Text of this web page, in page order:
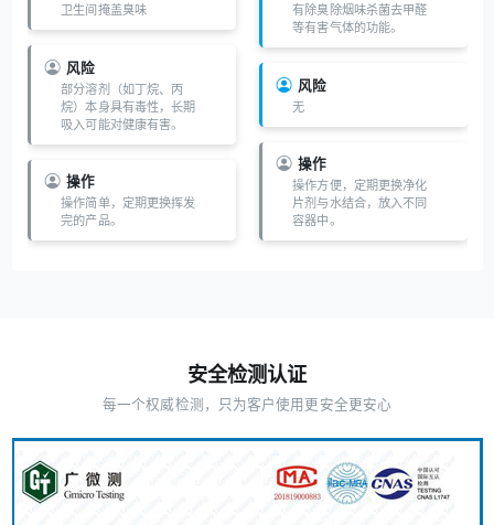
卫生间掩盖臭味
风险
部分溶剂（如丁烷、丙
烷）本身具有毒性，长期
吸入可能对健康有害。
操作
操作简单，定期更换挥发
完的产品。
有除臭除烟味杀菌去甲醛
等有害气体的功能。
风险
无
操作
操作方便，定期更换净化
片剂与水结合，放入不同
容器中。
安全检测认证
每一个权威检测，只为客户使用更安全更安心